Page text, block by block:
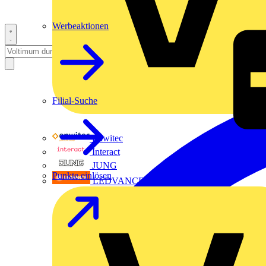
Enwitec
Interact
JUNG
LEDVANCE
Werbeaktionen
Filial-Suche
Punkte einlösen